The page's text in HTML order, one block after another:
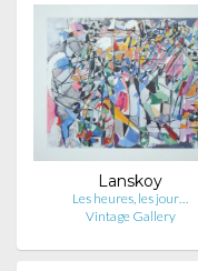
Lanskoy
Les heures, les jour…
Vintage Gallery